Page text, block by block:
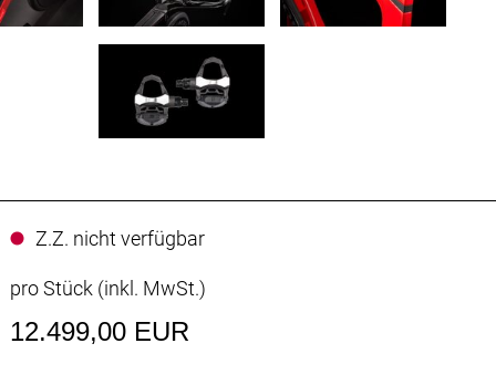
Z.Z. nicht verfügbar
pro Stück (inkl. MwSt.)
12.499,00 EUR